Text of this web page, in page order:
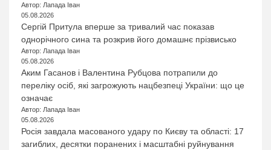
Автор: Лапада Іван
05.08.2026
Сергій Притула вперше за тривалий час показав
однорічного сина та розкрив його домашнє прізвисько
Автор: Лапада Іван
05.08.2026
Аким Гасанов і Валентина Рубцова потрапили до
переліку осіб, які загрожують нацбезпеці України: що це
означає
Автор: Лапада Іван
05.08.2026
Росія завдала масованого удару по Києву та області: 17
загиблих, десятки поранених і масштабні руйнування